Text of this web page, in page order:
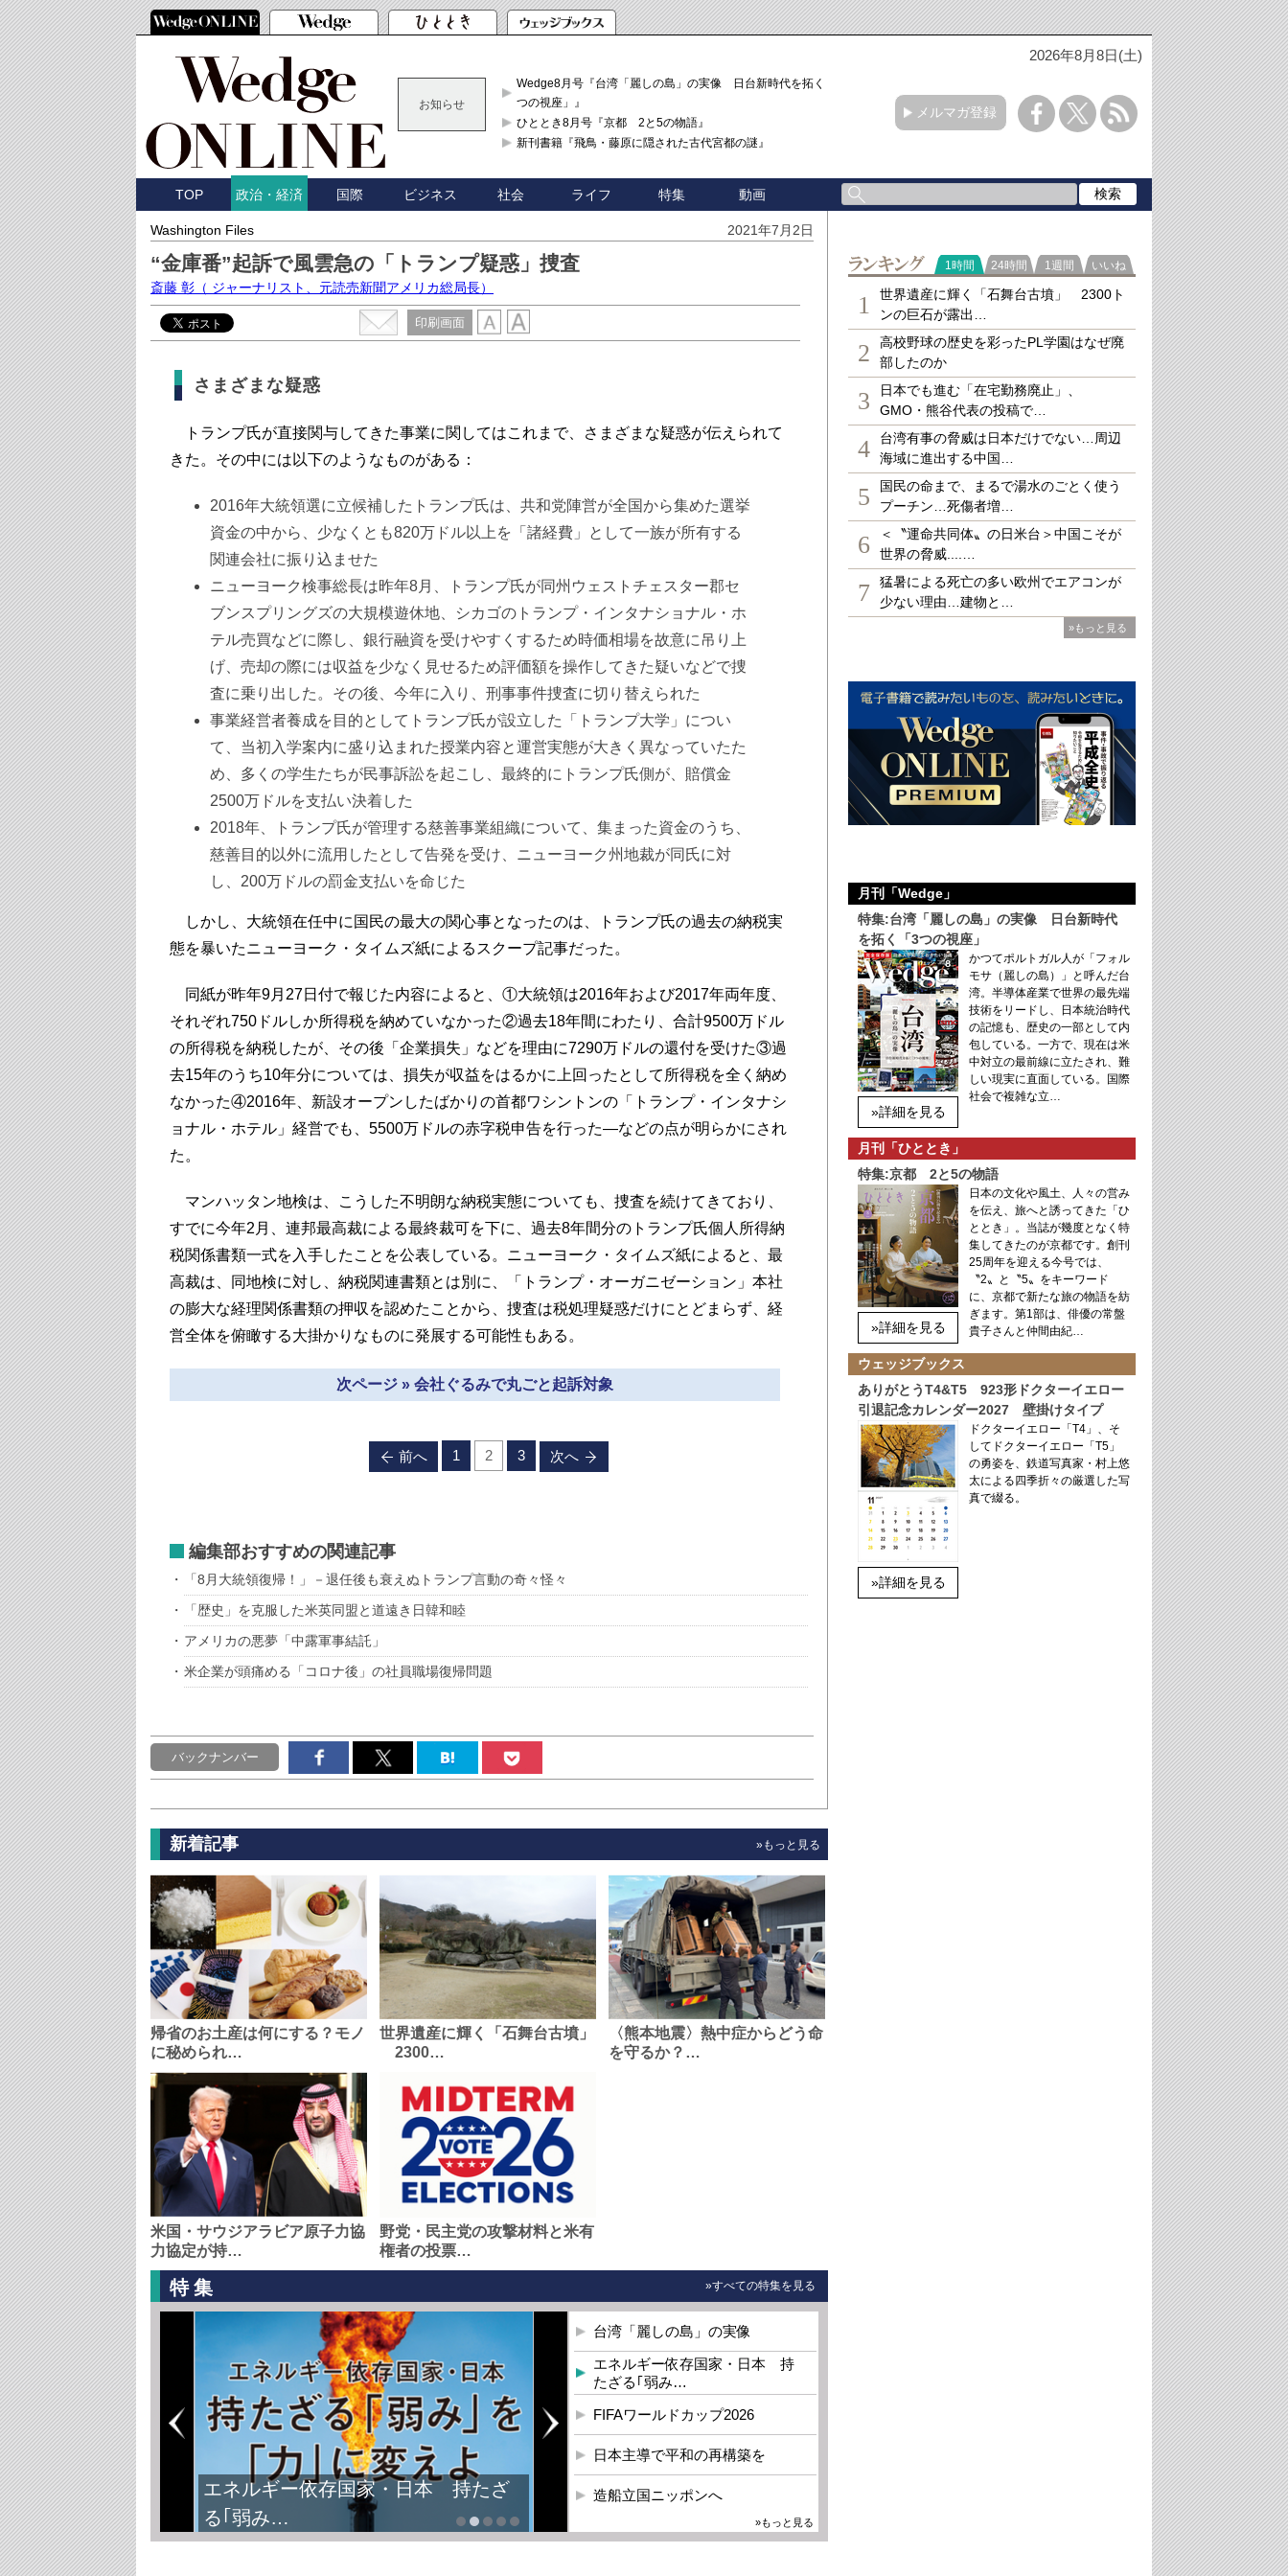
2026年8月8日(土)
お知らせ
Wedge8月号『台湾「麗しの島」の実像 日台新時代を拓く「3
つの視座」』
ひととき8月号『京都 2と5の物語』
新刊書籍『飛鳥・藤原に隠された古代宮都の謎』
メルマガ登録
TOP 政治・経済 国際 ビジネス 社会 ライフ 特集 動画
Washington Files 2021年7月2日
“金庫番”起訴で風雲急の「トランプ疑惑」捜査
斎藤 彰 （ ジャーナリスト、元読売新聞アメリカ総局長）
印刷画面
さまざまな疑惑
トランプ氏が直接関与してきた事業に関してはこれまで、さまざまな疑惑が伝えられて
きた。その中には以下のようなものがある：
2016年大統領選に立候補したトランプ氏は、共和党陣営が全国から集めた選挙
資金の中から、少なくとも820万ドル以上を「諸経費」として一族が所有する
関連会社に振り込ませた
ニューヨーク検事総長は昨年8月、トランプ氏が同州ウェストチェスター郡セ
ブンスプリングズの大規模遊休地、シカゴのトランプ・インタナショナル・ホ
テル売買などに際し、銀行融資を受けやすくするため時価相場を故意に吊り上
げ、売却の際には収益を少なく見せるため評価額を操作してきた疑いなどで捜
査に乗り出した。その後、今年に入り、刑事事件捜査に切り替えられた
事業経営者養成を目的としてトランプ氏が設立した「トランプ大学」につい
て、当初入学案内に盛り込まれた授業内容と運営実態が大きく異なっていたた
め、多くの学生たちが民事訴訟を起こし、最終的にトランプ氏側が、賠償金
2500万ドルを支払い決着した
2018年、トランプ氏が管理する慈善事業組織について、集まった資金のうち、
慈善目的以外に流用したとして告発を受け、ニューヨーク州地裁が同氏に対
し、200万ドルの罰金支払いを命じた
しかし、大統領在任中に国民の最大の関心事となったのは、トランプ氏の過去の納税実
態を暴いたニューヨーク・タイムズ紙によるスクープ記事だった。
同紙が昨年9月27日付で報じた内容によると、①大統領は2016年および2017年両年度、
それぞれ750ドルしか所得税を納めていなかった②過去18年間にわたり、合計9500万ドル
の所得税を納税したが、その後「企業損失」などを理由に7290万ドルの還付を受けた③過
去15年のうち10年分については、損失が収益をはるかに上回ったとして所得税を全く納め
なかった④2016年、新設オープンしたばかりの首都ワシントンの「トランプ・インタナシ
ョナル・ホテル」経営でも、5500万ドルの赤字税申告を行った―などの点が明らかにされ
た。
マンハッタン地検は、こうした不明朗な納税実態についても、捜査を続けてきており、
すでに今年2月、連邦最高裁による最終裁可を下に、過去8年間分のトランプ氏個人所得納
税関係書類一式を入手したことを公表している。ニューヨーク・タイムズ紙によると、最
高裁は、同地検に対し、納税関連書類とは別に、「トランプ・オーガニゼーション」本社
の膨大な経理関係書類の押収を認めたことから、捜査は税処理疑惑だけにとどまらず、経
営全体を俯瞰する大掛かりなものに発展する可能性もある。
次ページ » 会社ぐるみで丸ごと起訴対象
前へ 1 2 3 次へ
編集部おすすめの関連記事
「8月大統領復帰！」－退任後も衰えぬトランプ言動の奇々怪々
「歴史」を克服した米英同盟と道遠き日韓和睦
アメリカの悪夢「中露軍事結託」
米企業が頭痛める「コロナ後」の社員職場復帰問題
バックナンバー
新着記事 »もっと見る
帰省のお土産は何にする？モノ
に秘められ…
世界遺産に輝く「石舞台古墳」
2300…
〈熊本地震〉熱中症からどう命
を守るか？…
米国・サウジアラビア原子力協
力協定が持…
野党・民主党の攻撃材料と米有
権者の投票…
特集 »すべての特集を見る
エネルギー依存国家・日本 持たざ
る｢弱み…
台湾「麗しの島」の実像
エネルギー依存国家・日本 持
たざる｢弱み…
FIFAワールドカップ2026
日本主導で平和の再構築を
造船立国ニッポンへ
»もっと見る
ランキング
1時間 24時間 1週間 いいね
1
世界遺産に輝く「石舞台古墳」 2300ト
ンの巨石が露出…
2
高校野球の歴史を彩ったPL学園はなぜ廃
部したのか
3
日本でも進む「在宅勤務廃止」、
GMO・熊谷代表の投稿で…
4
台湾有事の脅威は日本だけでない…周辺
海域に進出する中国…
5
国民の命まで、まるで湯水のごとく使う
プーチン…死傷者増…
6
＜〝運命共同体〟の日米台＞中国こそが
世界の脅威....…
7
猛暑による死亡の多い欧州でエアコンが
少ない理由…建物と…
»もっと見る
月刊「Wedge」
特集:台湾「麗しの島」の実像 日台新時代
を拓く「3つの視座」
»詳細を見る
かつてポルトガル人が「フォル
モサ（麗しの島）」と呼んだ台
湾。半導体産業で世界の最先端
技術をリードし、日本統治時代
の記憶も、歴史の一部として内
包している。一方で、現在は米
中対立の最前線に立たされ、難
しい現実に直面している。国際
社会で複雑な立…
月刊「ひととき」
特集:京都 2と5の物語
»詳細を見る
日本の文化や風土、人々の営み
を伝え、旅へと誘ってきた「ひ
ととき」。当誌が幾度となく特
集してきたのが京都です。創刊
25周年を迎える今号では、
〝2〟と〝5〟をキーワード
に、京都で新たな旅の物語を紡
ぎます。第1部は、俳優の常盤
貴子さんと仲間由紀…
ウェッジブックス
ありがとうT4&T5 923形ドクターイエロー
引退記念カレンダー2027 壁掛けタイプ
»詳細を見る
ドクターイエロー「T4」、そ
してドクターイエロー「T5」
の勇姿を、鉄道写真家・村上悠
太による四季折々の厳選した写
真で綴る。